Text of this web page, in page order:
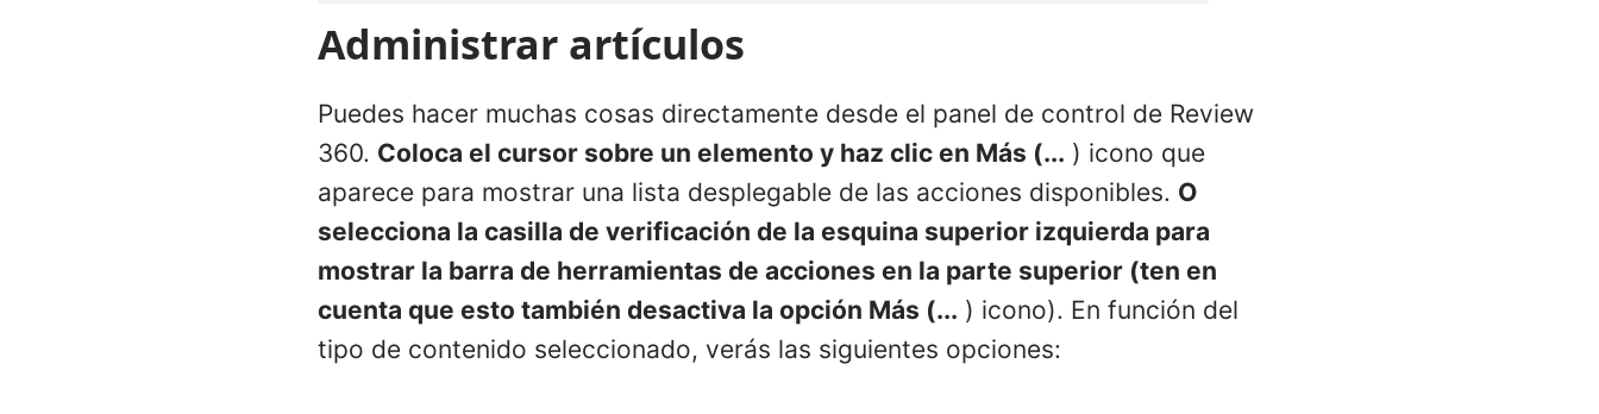
Administrar artículos
Puedes hacer muchas cosas directamente desde el panel de control de Review
360. Coloca el cursor sobre un elemento y haz clic en Más (... ) icono que
aparece para mostrar una lista desplegable de las acciones disponibles. O
selecciona la casilla de verificación de la esquina superior izquierda para
mostrar la barra de herramientas de acciones en la parte superior (ten en
cuenta que esto también desactiva la opción Más (... ) icono). En función del
tipo de contenido seleccionado, verás las siguientes opciones: